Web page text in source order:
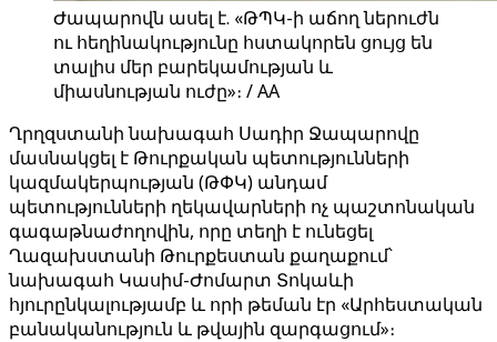
Ժապարովն ասել է. «ԹՊԿ-ի աճող ներուժն
ու հեղինակությունը հստակորեն ցույց են
տալիս մեր բարեկամության և
միասնության ուժը»։ / AA
Ղրղզստանի նախագահ Սադիր Ջապարովը
մասնակցել է Թուրքական պետությունների
կազմակերպության (ԹՓԿ) անդամ
պետությունների ղեկավարների ոչ պաշտոնական
գագաթնաժողովին, որը տեղի է ունեցել
Ղազախստանի Թուրքեստան քաղաքում՝
նախագահ Կասիմ-Ժոմարտ Տոկաևի
հյուրընկալությամբ և որի թեման էր «Արհեստական ​​
բանականություն և թվային զարգացում»։